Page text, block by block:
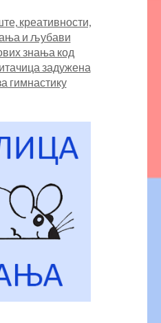
креативности,
и љубави
знања код
задужена
гимнастику